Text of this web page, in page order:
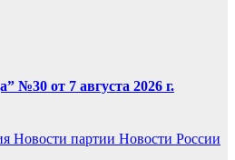
№30 от 7 августа 2026 г.
Новости партии Новости России